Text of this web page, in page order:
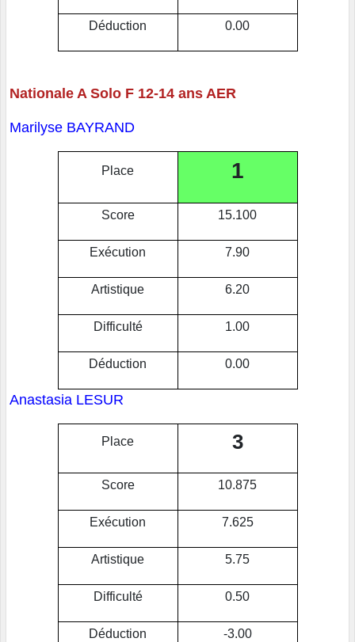
Déduction 0.00
Nationale A Solo F 12-14 ans AER
Marilyse BAYRAND
Place 1
Score 15.100
Exécution 7.90
Artistique 6.20
Difficulté 1.00
Déduction 0.00
Anastasia LESUR
Place 3
Score 10.875
Exécution 7.625
Artistique 5.75
Difficulté 0.50
Déduction -3.00